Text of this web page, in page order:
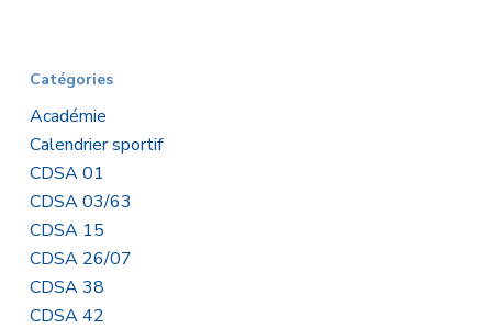
Catégories
Académie
Calendrier sportif
CDSA 01
CDSA 03/63
CDSA 15
CDSA 26/07
CDSA 38
CDSA 42